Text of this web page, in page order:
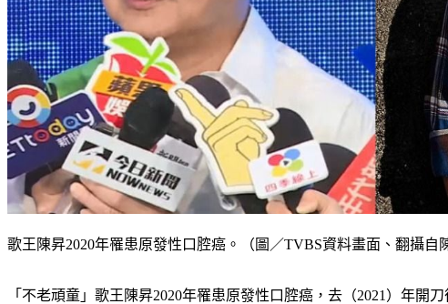
歌王陳昇2020年罹患原發性口腔癌。（圖／TVBS資料畫面、翻攝自陳
「不老頑童」歌王陳昇2020年罹患原發性口腔癌，去（2021）年